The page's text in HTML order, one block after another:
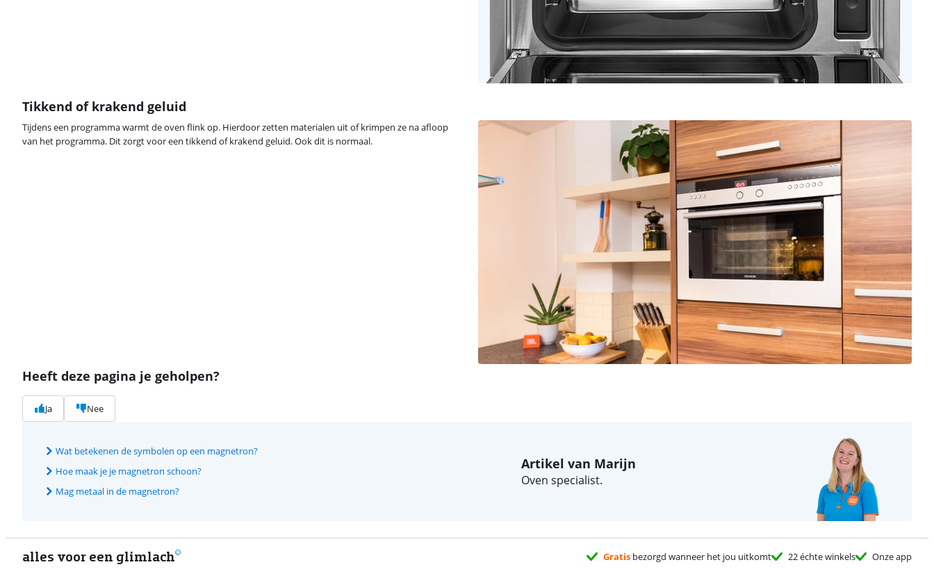
Tikkend of krakend geluid
Tijdens een programma warmt de oven flink op. Hierdoor zetten materialen uit of krimpen ze na afloop
van het programma. Dit zorgt voor een tikkend of krakend geluid. Ook dit is normaal.
Heeft deze pagina je geholpen?
Ja Nee
Wat betekenen de symbolen op een magnetron?
Hoe maak je je magnetron schoon?
Mag metaal in de magnetron?
Artikel van Marijn
Oven specialist.
alles voor een glimlach Gratis bezorgd wanneer het jou uitkomt 22 échte winkels Onze app